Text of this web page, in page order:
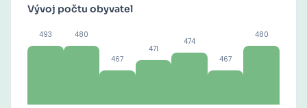
Vývoj počtu obyvatel
493 480
467
471
474
467
480